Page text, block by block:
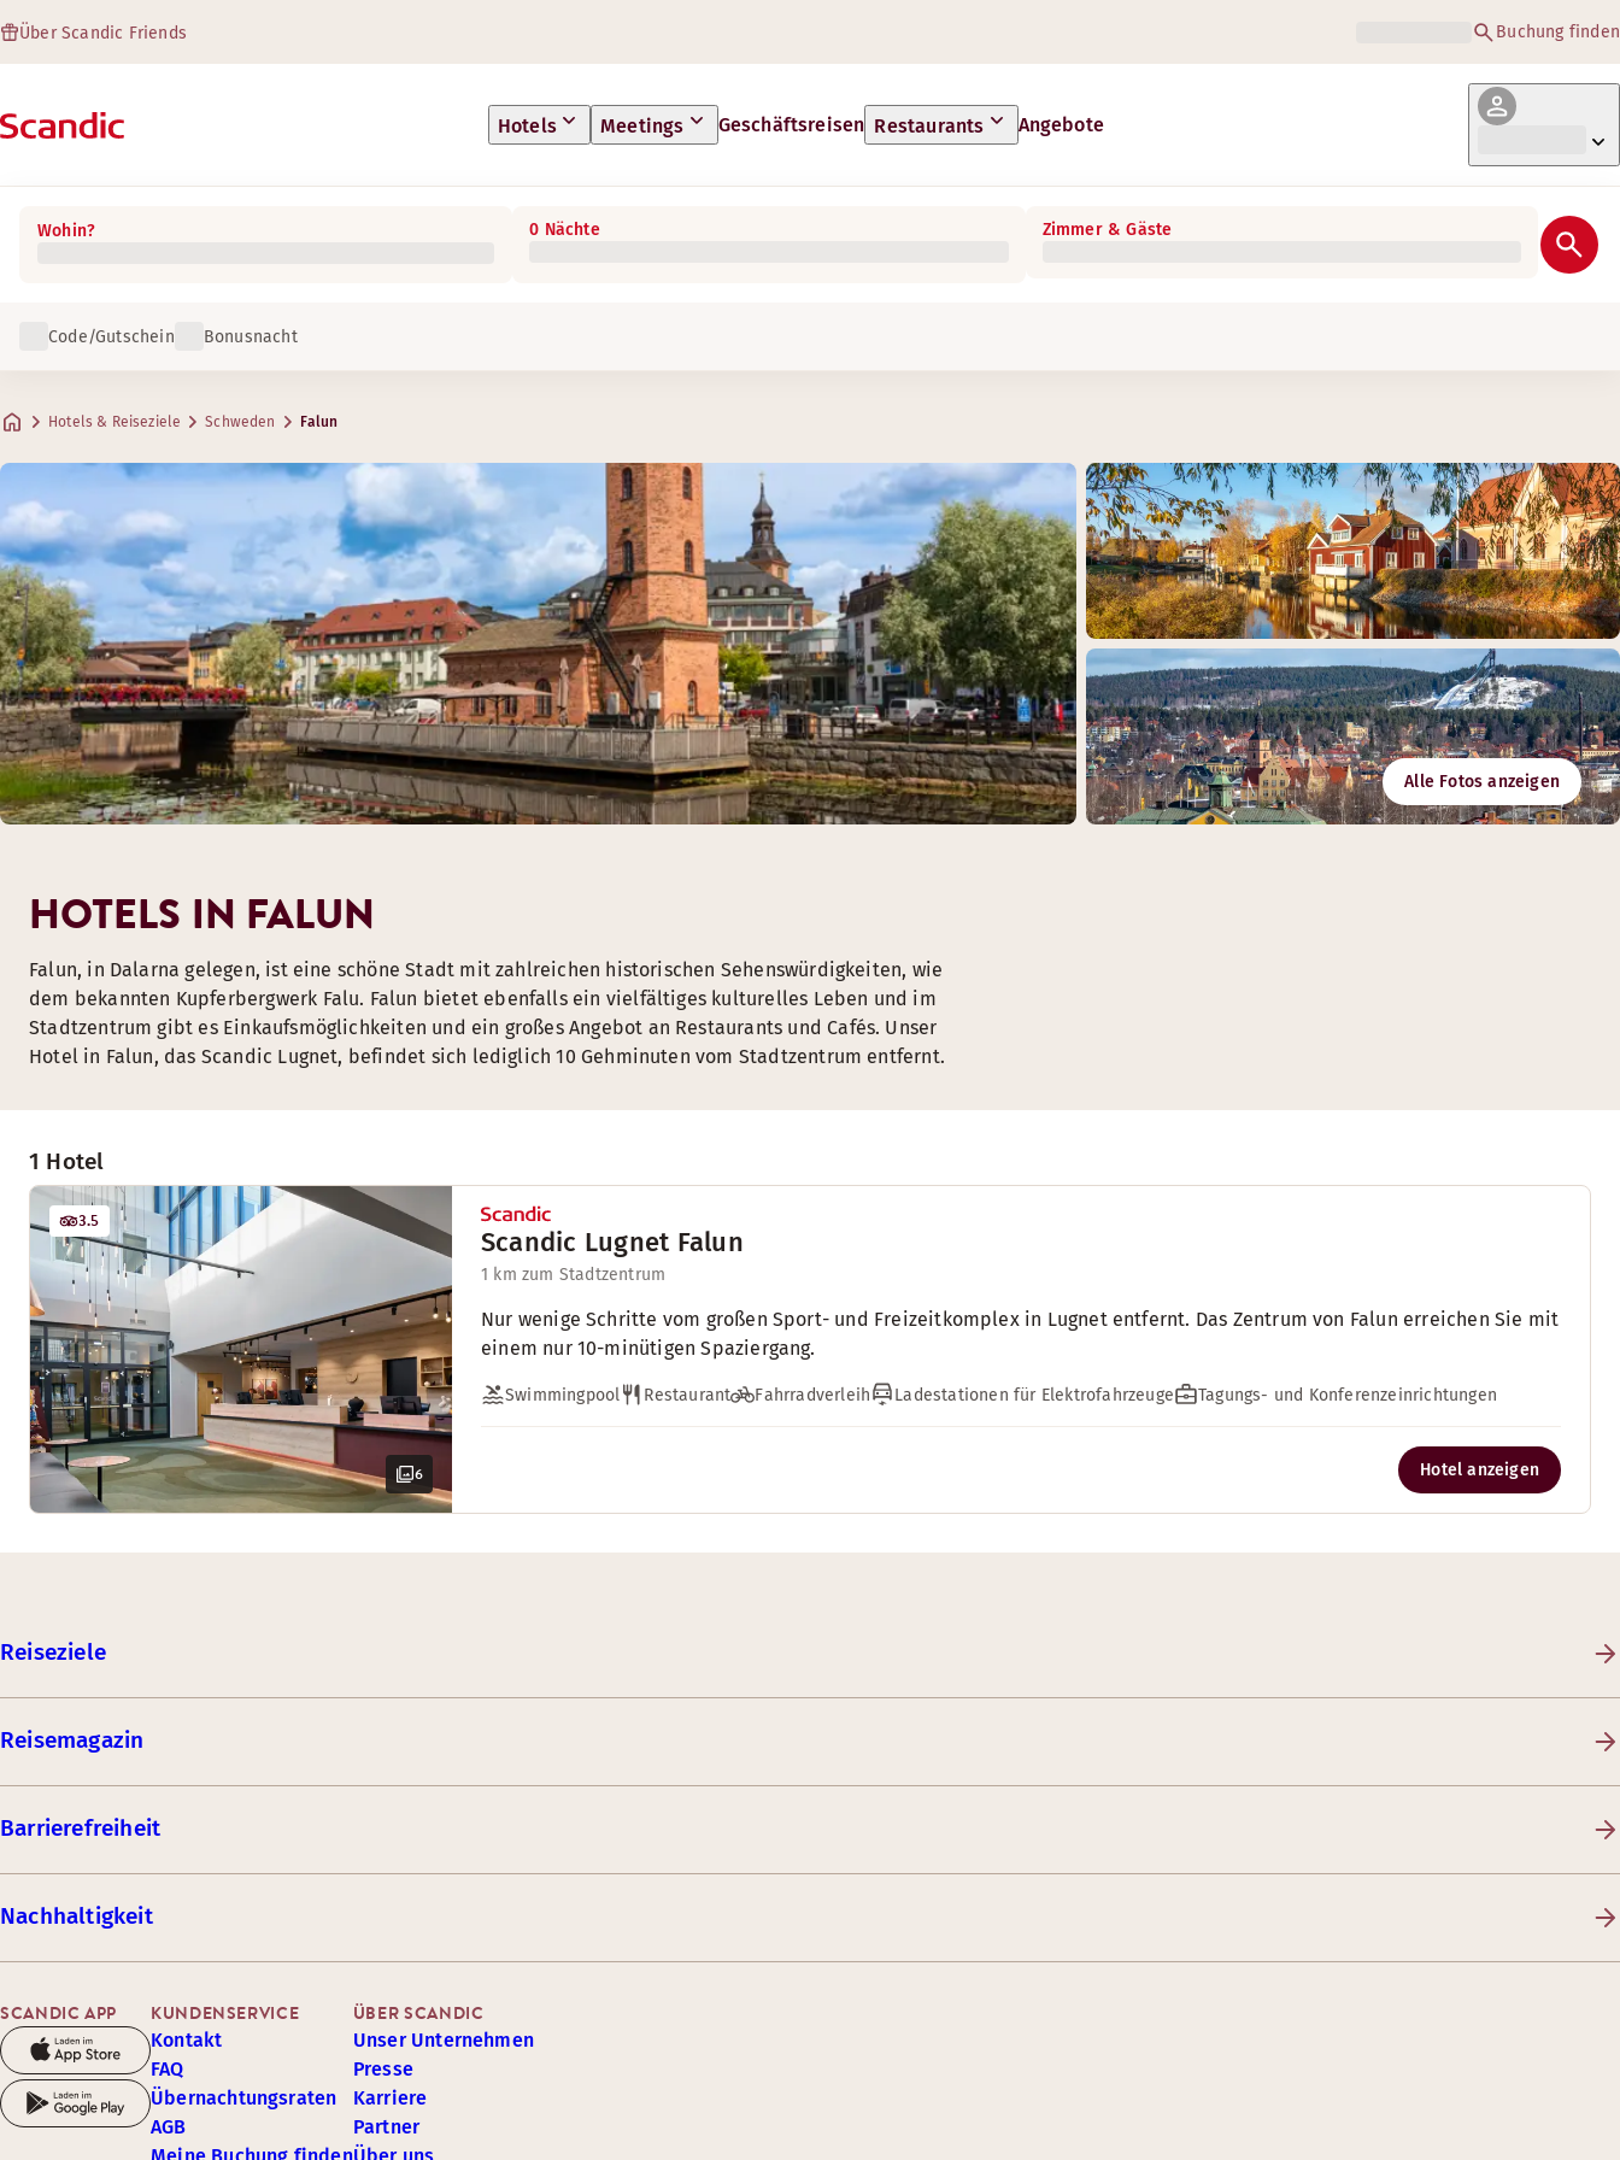
Über Scandic Friends Buchung finden
Hotels Meetings Geschäftsreisen Restaurants Angebote
Wohin? 0 Nächte Zimmer & Gäste
Code/Gutschein Bonusnacht
Hotels & Reiseziele Schweden Falun
Alle Fotos anzeigen
1 Hotel
6
3.5
Scandic Lugnet Falun
1 km zum Stadtzentrum
Nur wenige Schritte vom großen Sport- und Freizeitkomplex in Lugnet entfernt. Das Zentrum von Falun erreichen Sie mit
einem nur 10-minütigen Spaziergang.
Swimmingpool Restaurant Fahrradverleih Ladestationen für Elektrofahrzeuge Tagungs- und Konferenzeinrichtungen
Hotel anzeigen
HOTELS IN FALUN
Falun, in Dalarna gelegen, ist eine schöne Stadt mit zahlreichen historischen Sehenswürdigkeiten, wie
dem bekannten Kupferbergwerk Falu. Falun bietet ebenfalls ein vielfältiges kulturelles Leben und im
Stadtzentrum gibt es Einkaufsmöglichkeiten und ein großes Angebot an Restaurants und Cafés. Unser
Hotel in Falun, das Scandic Lugnet, befindet sich lediglich 10 Gehminuten vom Stadtzentrum entfernt.
Reiseziele
Reisemagazin
Barrierefreiheit
Nachhaltigkeit
SCANDIC APP KUNDENSERVICE
Kontakt
FAQ
Übernachtungsraten
AGB
ÜBER SCANDIC
Unser Unternehmen
Presse
Karriere
Partner